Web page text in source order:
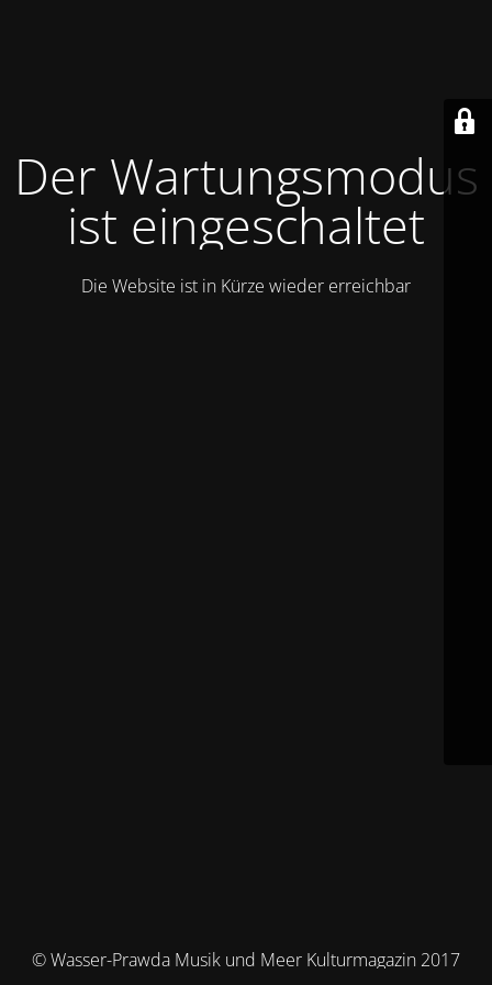
Der Wartungsmodus
ist eingeschaltet
Die Website ist in Kürze wieder erreichbar
© Wasser-Prawda Musik und Meer Kulturmagazin 2017